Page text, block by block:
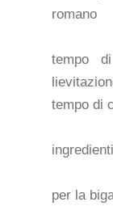
romano
tempo
tempo di
per la